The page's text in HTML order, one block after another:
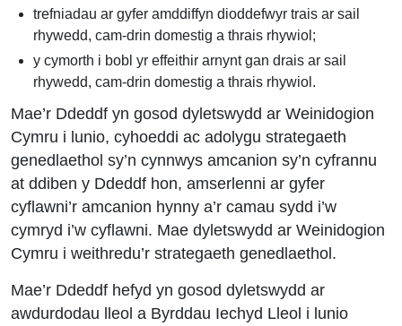
trefniadau ar gyfer amddiffyn dioddefwyr trais ar sail
rhywedd, cam-drin domestig a thrais rhywiol;
y cymorth i bobl yr effeithir arnynt gan drais ar sail
rhywedd, cam-drin domestig a thrais rhywiol.
Mae’r Ddeddf yn gosod dyletswydd ar Weinidogion
Cymru i lunio, cyhoeddi ac adolygu strategaeth
genedlaethol sy’n cynnwys amcanion sy’n cyfrannu
at ddiben y Ddeddf hon, amserlenni ar gyfer
cyflawni’r amcanion hynny a’r camau sydd i’w
cymryd i’w cyflawni. Mae dyletswydd ar Weinidogion
Cymru i weithredu’r strategaeth genedlaethol.
Mae’r Ddeddf hefyd yn gosod dyletswydd ar
awdurdodau lleol a Byrddau Iechyd Lleol i lunio